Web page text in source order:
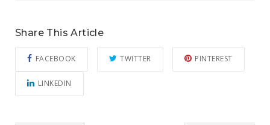
Share This Article
FACEBOOK TWITTER PINTEREST
LINKEDIN